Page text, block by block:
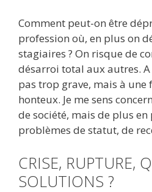
Comment peut-on être
profession où, en plus on
stagiaires ? On risque de
désarroi total aux autres. A
pas trop grave, mais à une
honteux. Je me sens
de société, mais de plus
problèmes de statut, de
CRISE, RUPTURE,
SOLUTIONS ?